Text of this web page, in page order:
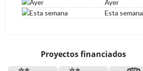
Ayer
Esta semana
Proyectos financiados